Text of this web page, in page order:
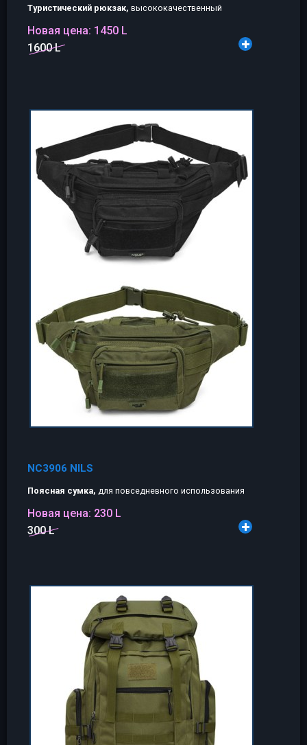
Туристический рюкзак, высококачественный
Новая цена: 1450 L
1600 L
NC3906 NILS
Поясная сумка, для повседневного использования
Новая цена: 230 L
300 L